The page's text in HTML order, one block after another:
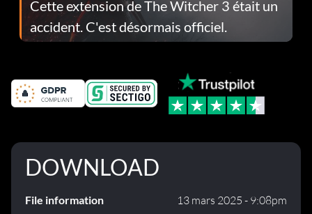
Cette extension de The Witcher 3 était un
accident. C'est désormais officiel.
DOWNLOAD
File information 13 mars 2025 - 9:08pm